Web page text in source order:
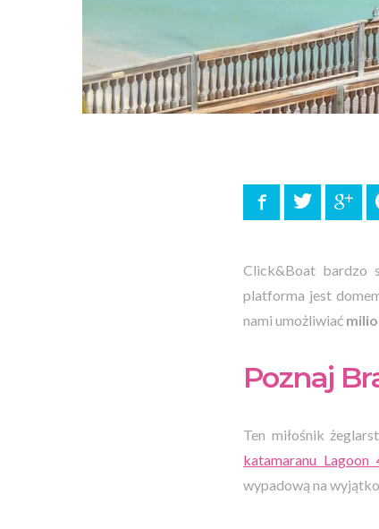
FacebookTwitter
Click&Boat bardzo
platforma jest
nami umożliwiać
Poznaj
Ten miłośnik
katamaranu Lagoon
wypadową na